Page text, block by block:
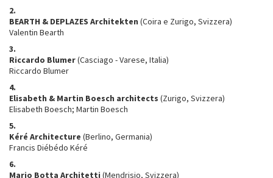
2.
BEARTH & DEPLAZES Architekten (Coira e Zurigo, Svizzera)
Valentin Bearth
3.
Riccardo Blumer(Casciago - Varese, Italia)
Riccardo Blumer
4.
Elisabeth & Martin Boesch architects (Zurigo, Svizzera)
Elisabeth Boesch; Martin Boesch
5.
Kéré Architecture (Berlino, Germania)
Francis Diébédo Kéré
6.
Mario Botta Architetti (Mendrisio, Svizzera)